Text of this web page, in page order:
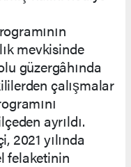
mevkisinde
güzergâhında
çalışmalar
ayrıldı.
2021 yılında
felaketinin